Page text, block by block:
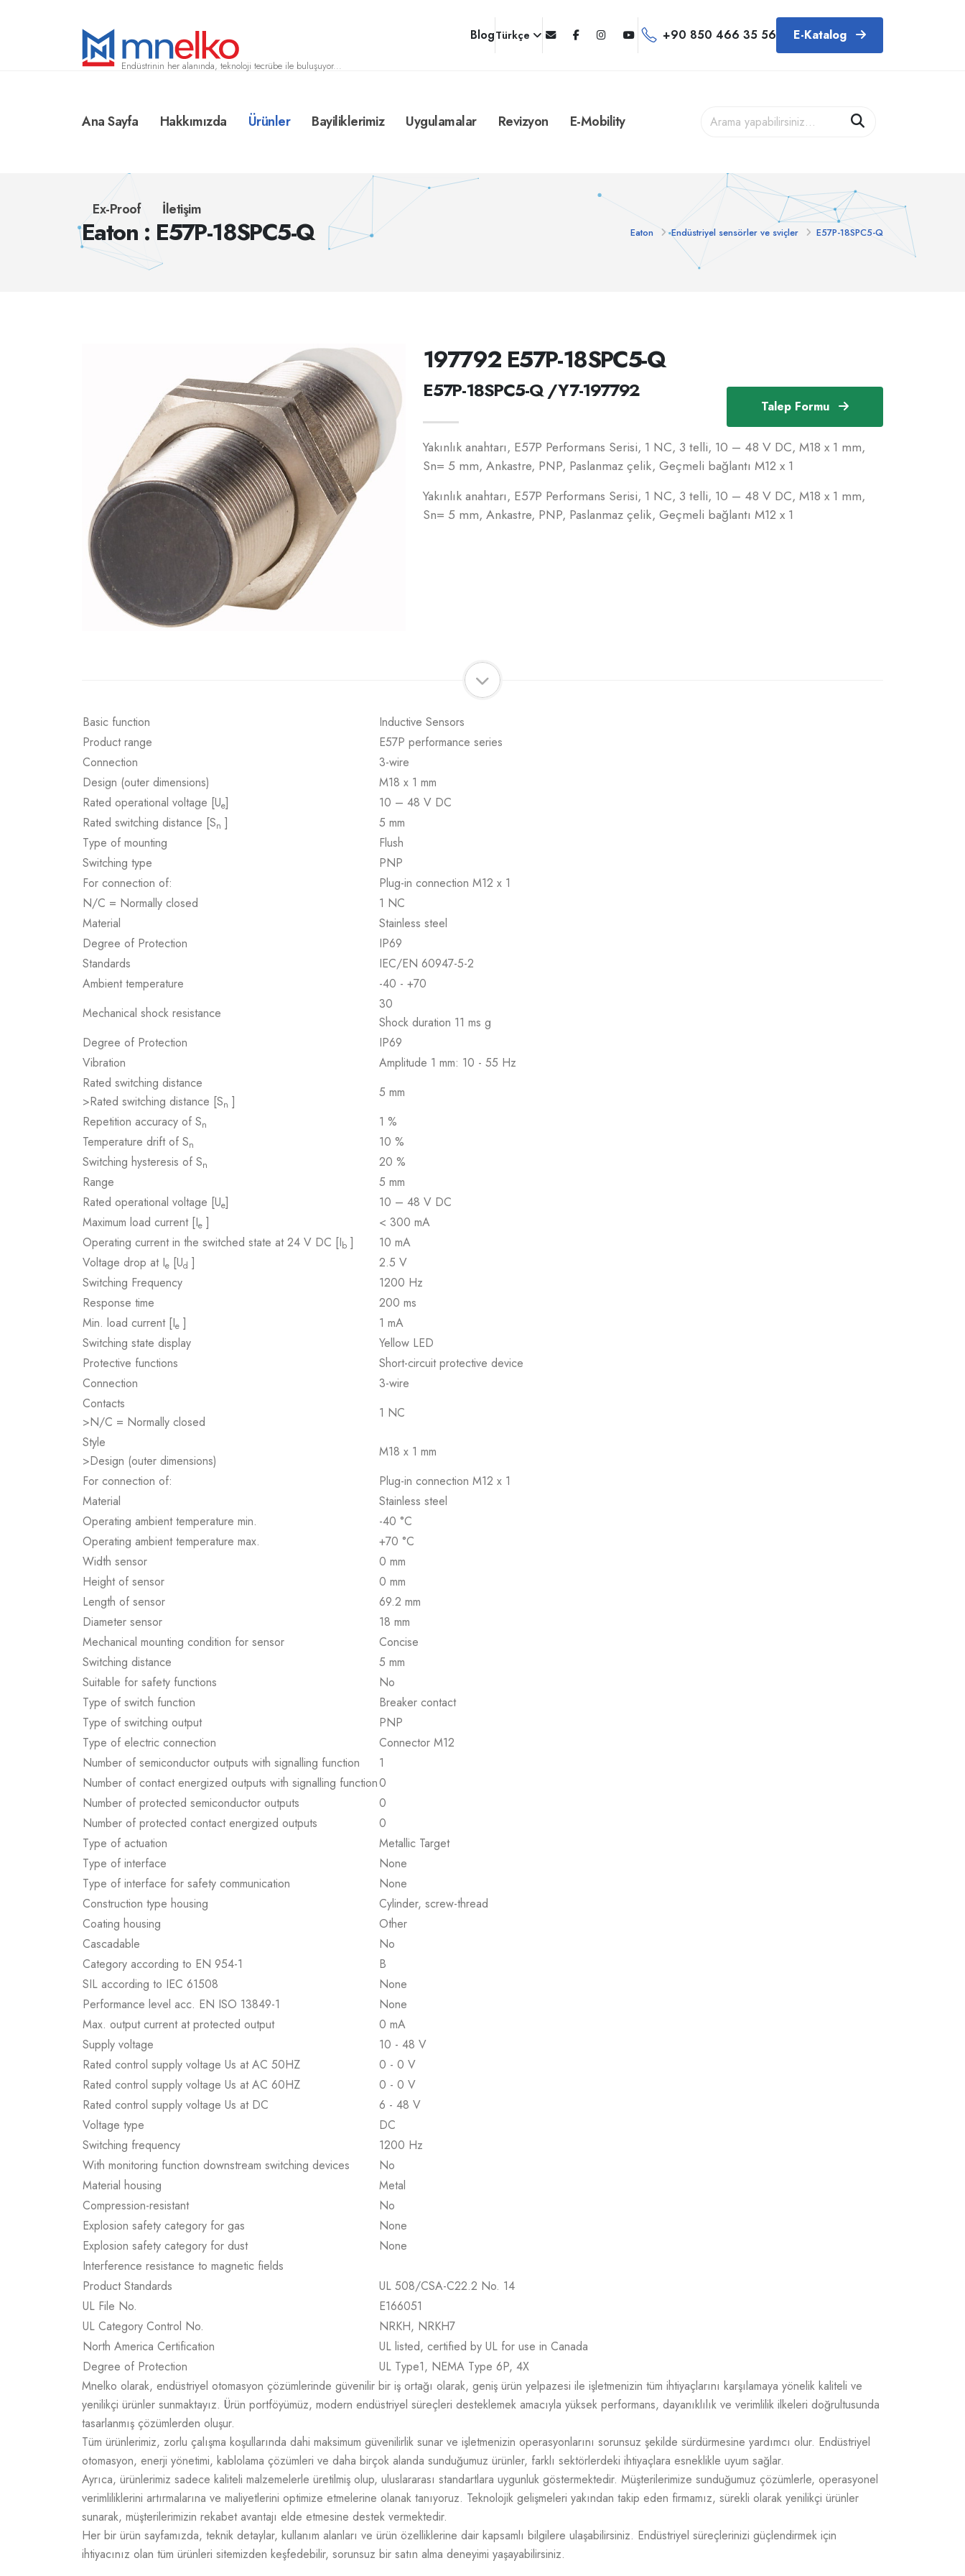
Endüstrinin her alanında, teknoloji tecrübe ile buluşuyor...
BlogTürkçe +90 850 466 35 56 E-Katalog
Ana Sayfa Hakkımızda Ürünler Bayiliklerimiz Uygulamalar Revizyon E-Mobility
Ex-Proof İletişim
Eaton : E57P-18SPC5-Q Eaton Endüstriyel sensörler ve sviçler E57P-18SPC5-Q
Talep Formu
197792 E57P-18SPC5-Q
E57P-18SPC5-Q /Y7-197792
Yakınlık anahtarı, E57P Performans Serisi, 1 NC, 3 telli, 10 – 48 V DC, M18 x 1 mm,
Sn= 5 mm, Ankastre, PNP, Paslanmaz çelik, Geçmeli bağlantı M12 x 1
Yakınlık anahtarı, E57P Performans Serisi, 1 NC, 3 telli, 10 – 48 V DC, M18 x 1 mm,
Sn= 5 mm, Ankastre, PNP, Paslanmaz çelik, Geçmeli bağlantı M12 x 1
Basic function
Inductive Sensors
Product range
E57P performance series
Connection
3-wire
Design (outer dimensions)
M18 x 1 mm
Rated operational voltage [Ue]
10 – 48 V DC
Rated switching distance [Sn ]
5 mm
Type of mounting
Flush
Switching type
PNP
For connection of:
Plug-in connection M12 x 1
N/C = Normally closed
1 NC
Material
Stainless steel
Degree of Protection
IP69
Standards
IEC/EN 60947-5-2
Ambient temperature
-40 - +70
Mechanical shock resistance
30
Shock duration 11 ms g
Degree of Protection
IP69
Vibration
Amplitude 1 mm: 10 - 55 Hz
Rated switching distance
>Rated switching distance [Sn ]
5 mm
Repetition accuracy of Sn
1 %
Temperature drift of Sn
10 %
Switching hysteresis of Sn
20 %
Range
5 mm
Rated operational voltage [Ue]
10 – 48 V DC
Maximum load current [Ie ]
< 300 mA
Operating current in the switched state at 24 V DC [Ib ]
10 mA
Voltage drop at Ie [Ud ]
2.5 V
Switching Frequency
1200 Hz
Response time
200 ms
Min. load current [Ie ]
1 mA
Switching state display
Yellow LED
Protective functions
Short-circuit protective device
Connection
3-wire
Contacts
>N/C = Normally closed
1 NC
Style
>Design (outer dimensions)
M18 x 1 mm
For connection of:
Plug-in connection M12 x 1
Material
Stainless steel
Operating ambient temperature min.
-40 °C
Operating ambient temperature max.
+70 °C
Width sensor
0 mm
Height of sensor
0 mm
Length of sensor
69.2 mm
Diameter sensor
18 mm
Mechanical mounting condition for sensor
Concise
Switching distance
5 mm
Suitable for safety functions
No
Type of switch function
Breaker contact
Type of switching output
PNP
Type of electric connection
Connector M12
Number of semiconductor outputs with signalling function
1
Number of contact energized outputs with signalling function0
Number of protected semiconductor outputs
0
Number of protected contact energized outputs
0
Type of actuation
Metallic Target
Type of interface
None
Type of interface for safety communication
None
Construction type housing
Cylinder, screw-thread
Coating housing
Other
Cascadable
No
Category according to EN 954-1
B
SIL according to IEC 61508
None
Performance level acc. EN ISO 13849-1
None
Max. output current at protected output
0 mA
Supply voltage
10 - 48 V
Rated control supply voltage Us at AC 50HZ
0 - 0 V
Rated control supply voltage Us at AC 60HZ
0 - 0 V
Rated control supply voltage Us at DC
6 - 48 V
Voltage type
DC
Switching frequency
1200 Hz
With monitoring function downstream switching devices
No
Material housing
Metal
Compression-resistant
No
Explosion safety category for gas
None
Explosion safety category for dust
None
Interference resistance to magnetic fields
Product Standards
UL 508/CSA-C22.2 No. 14
UL File No.
E166051
UL Category Control No.
NRKH, NRKH7
North America Certification
UL listed, certified by UL for use in Canada
Degree of Protection
UL Type1, NEMA Type 6P, 4X
Mnelko olarak, endüstriyel otomasyon çözümlerinde güvenilir bir iş ortağı olarak, geniş ürün yelpazesi ile işletmenizin tüm ihtiyaçlarını karşılamaya yönelik kaliteli ve
yenilikçi ürünler sunmaktayız. Ürün portföyümüz, modern endüstriyel süreçleri desteklemek amacıyla yüksek performans, dayanıklılık ve verimlilik ilkeleri doğrultusunda
tasarlanmış çözümlerden oluşur.
Tüm ürünlerimiz, zorlu çalışma koşullarında dahi maksimum güvenilirlik sunar ve işletmenizin operasyonlarını sorunsuz şekilde sürdürmesine yardımcı olur. Endüstriyel
otomasyon, enerji yönetimi, kablolama çözümleri ve daha birçok alanda sunduğumuz ürünler, farklı sektörlerdeki ihtiyaçlara esneklikle uyum sağlar.
Ayrıca, ürünlerimiz sadece kaliteli malzemelerle üretilmiş olup, uluslararası standartlara uygunluk göstermektedir. Müşterilerimize sunduğumuz çözümlerle, operasyonel
verimliliklerini artırmalarına ve maliyetlerini optimize etmelerine olanak tanıyoruz. Teknolojik gelişmeleri yakından takip eden firmamız, sürekli olarak yenilikçi ürünler
sunarak, müşterilerimizin rekabet avantajı elde etmesine destek vermektedir.
Her bir ürün sayfamızda, teknik detaylar, kullanım alanları ve ürün özelliklerine dair kapsamlı bilgilere ulaşabilirsiniz. Endüstriyel süreçlerinizi güçlendirmek için
ihtiyacınız olan tüm ürünleri sitemizden keşfedebilir, sorunsuz bir satın alma deneyimi yaşayabilirsiniz.